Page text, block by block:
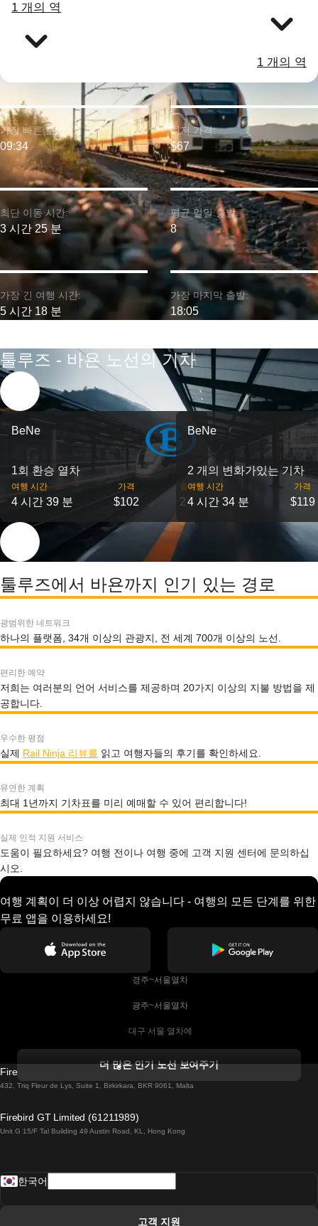
1 개의 역
1 개의 역
최단 이동 시간:
3 시간 25 분
가장 빠른 출발:
09:34
가장 긴 여행 시간:
5 시간 18 분
최저 가격:
$67
평균 일일 출발:
8
가장 마지막 출발:
18:05
툴루즈 - 바욘 노선의 기차
BeNe
1회 환승 열차
여행 시간
4 시간 39 분
가격
$102
출발
2
BeNe
2 개의 변화가있는 기차
여행 시간
4 시간 34 분
가격
$119
툴루즈에서 바욘까지 인기 있는 경로
광범위한 네트워크
하나의 플랫폼, 34개 이상의 관광지, 전 세계 700개 이상의 노선.
편리한 예약
저희는 여러분의 언어 서비스를 제공하며 20가지 이상의 지불 방법을 제
공합니다.
우수한 평점
실제 Rail Ninja 리뷰를 읽고 여행자들의 후기를 확인하세요.
유연한 계획
최대 1년까지 기차표를 미리 예매할 수 있어 편리합니다!
실제 인적 지원 서비스
도움이 필요하세요? 여행 전이나 여행 중에 고객 지원 센터에 문의하십
시오.
여행 계획이 더 이상 어렵지 않습니다 - 여행의 모든 단계를 위한
무료 앱을 이용하세요!
경주~서울열차
광주~서울열차
대구 서울 열차에
더블린에서 골웨이 열차
로마에서 나폴리 열차
더 많은 인기 노선 보여주기
Firebird GT Limited (OC 1451)
432, Triq Fleur de Lys, Suite 1, Birkirkara, BKR 9061, Malta
Firebird GT Limited (61211989)
Unit G 15/F Tal Building 49 Austin Road, KL, Hong Kong
한국어
고객 지원